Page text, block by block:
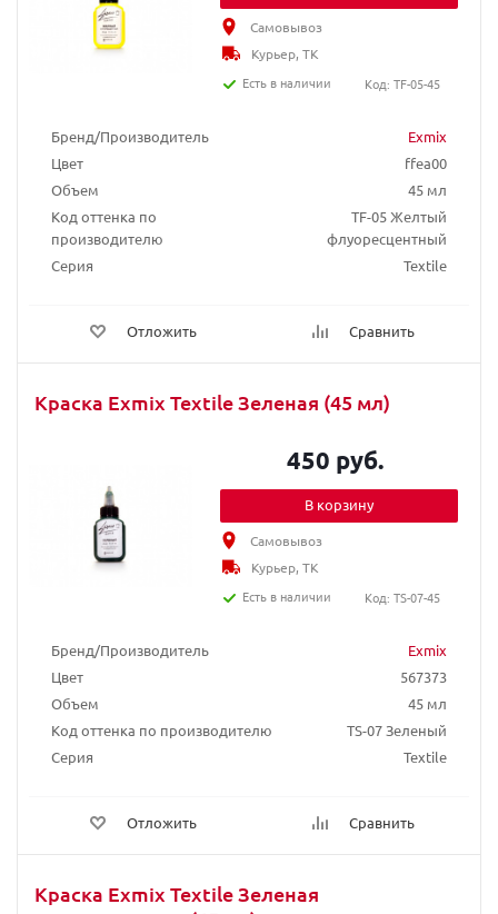
Бренд/Производитель
Exmix
Цвет
ffea00
Объем
45 мл
Код оттенка по
производителю
TF-05 Желтый
флуоресцентный
Серия
Textile
Отложить Сравнить
Самовывоз
Курьер, ТК
Есть в наличии
Код: TF-05-45
Краска Exmix Textile Зеленая (45 мл)
Бренд/Производитель
Exmix
Цвет
567373
Объем
45 мл
Код оттенка по производителю
TS-07 Зеленый
Серия
Textile
Отложить Сравнить
450 руб.
В корзину
Самовывоз
Курьер, ТК
Есть в наличии
Код: TS-07-45
Краска Exmix Textile Зеленая